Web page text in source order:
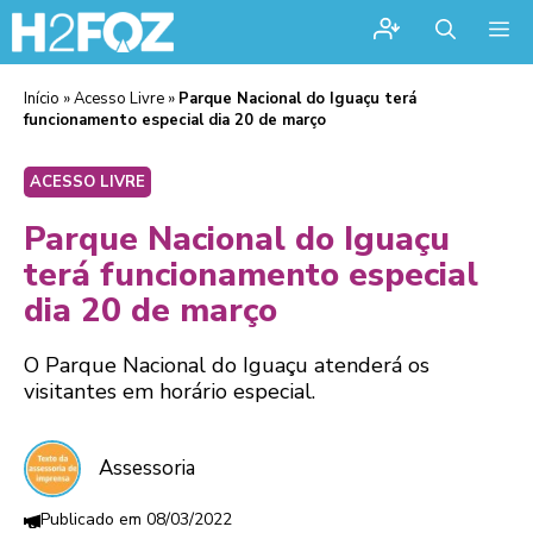
Início »Acesso Livre » Parque Nacional do Iguaçu terá
funcionamento especial dia 20 de março
ACESSO LIVRE
Parque Nacional do Iguaçu
terá funcionamento especial
dia 20 de março
O Parque Nacional do Iguaçu atenderá os
visitantes em horário especial.
Assessoria
08/03/2022